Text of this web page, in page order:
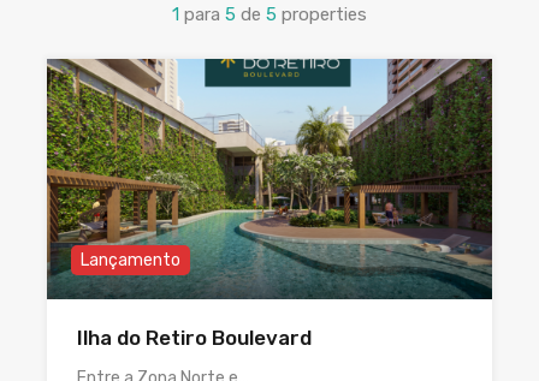
1 para 5 de 5 properties
Lançamento
Ilha do Retiro Boulevard